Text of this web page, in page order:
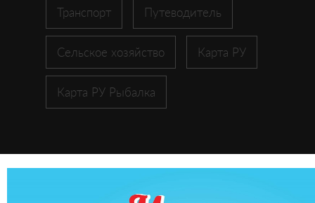
Транспорт Путеводитель
Сельское хозяйство Карта РУ
Карта РУ Рыбалка